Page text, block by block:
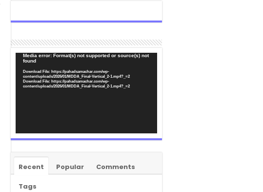
Video
Media error: Format(s) not supported or source(s) not
found
Download File: https://pahadsamachar.com/wp-
content/uploads/2026/01/MDDA_Final-Vertical_2-1.mp4?_=2
Download File: https://pahadsamachar.com/wp-
content/uploads/2026/01/MDDA_Final-Vertical_2-1.mp4?_=2
Recent Popular Comments
Tags